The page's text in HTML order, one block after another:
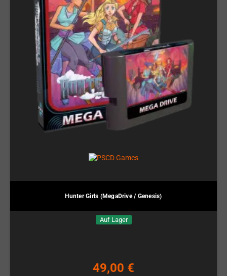
Hunter Girls (MegaDrive / Genesis)
Auf Lager
49,00 €